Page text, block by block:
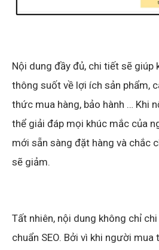
Nội dung đầy đủ, chi tiết sẽ giúp
thông suốt về lợi ích sản phẩm,
thức mua hàng, bảo hành … Khi
thể giải đáp mọi khúc mắc của
mới sẵn sàng đặt hàng và chắc
sẽ giảm.
Tất nhiên, nội dung không chỉ
chuẩn SEO. Bởi vì khi người